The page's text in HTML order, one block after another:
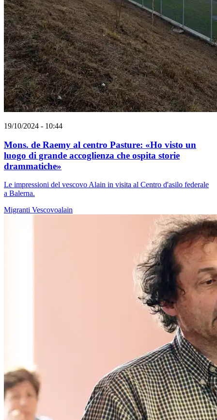
19/10/2024 - 10:44
Mons. de Raemy al centro Pasture: «Ho visto un
luogo di grande accoglienza che ospita storie
drammatiche»
Le impressioni del vescovo Alain in visita al Centro d'asilo federale
a Balerna.
Migranti Vescovoalain